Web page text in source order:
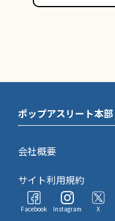
ポップアスリート本部
会社概要
サイト利用規約
Facebook Instagram X